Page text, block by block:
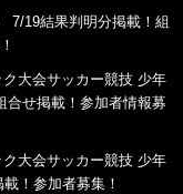
7/19結果判明分掲載！組
大会サッカー競技 少年
合せ掲載！参加者情報募
大会サッカー競技 少年
！参加者募集！